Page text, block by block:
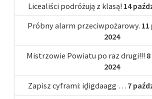
Licealiści podróżują z klasą! 14
Próbny alarm przeciwpożarowy.
2024
Mistrzowie Powiatu po raz drugi!!!
2024
Zapisz cyframi: iḏigdaagg … 7